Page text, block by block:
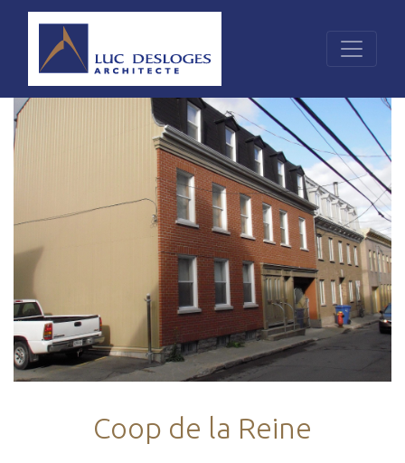
Coop de la Reine